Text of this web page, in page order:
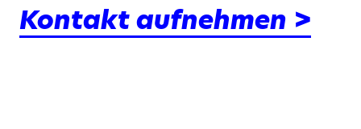
Kontakt aufnehmen >